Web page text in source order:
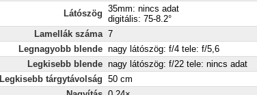
Látószög 35mm: nincs adat
digitális: 75-8.2°
Lamellák száma 7
Legnagyobb blende nagy látószög: f/4 tele: f/5,6
Legkisebb blende nagy látószög: f/22 tele: nincs adat
Legkisebb tárgytávolság 50 cm